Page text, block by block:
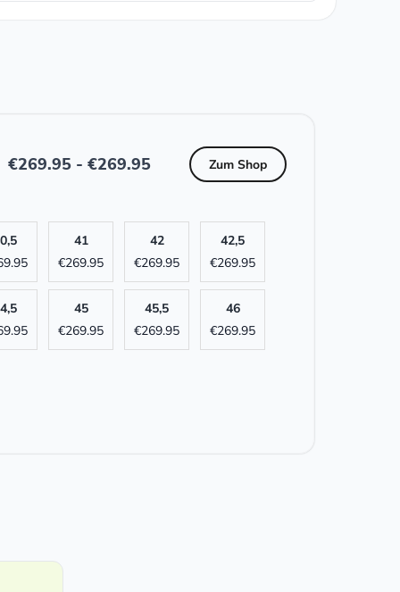
€269.95 - €269.95 Zum Shop
41
€269.95
42
€269.95
42,5
€269.95
45
€269.95
45,5
€269.95
46
€269.95